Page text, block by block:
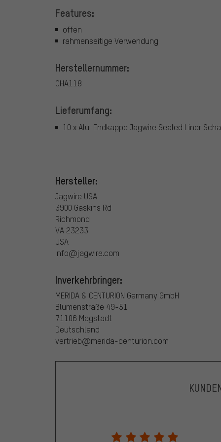
Features:
offen
rahmenseitige Verwendung
Herstellernummer:
CHA118
Lieferumfang:
10 x Alu-Endkappe Jagwire Sealed Liner
Hersteller:
Jagwire USA
3900 Gaskins Rd
Richmond
VA 23233
USA
info@jagwire.com
Inverkehrbringer:
MERIDA & CENTURION Germany GmbH
Blumenstraße 49-51
71106 Magstadt
Deutschland
vertrieb@merida-centurion.com